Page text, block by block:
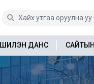
ШИЛЭН ДАНС